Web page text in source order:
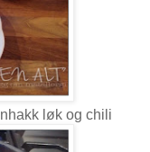
løk og chili